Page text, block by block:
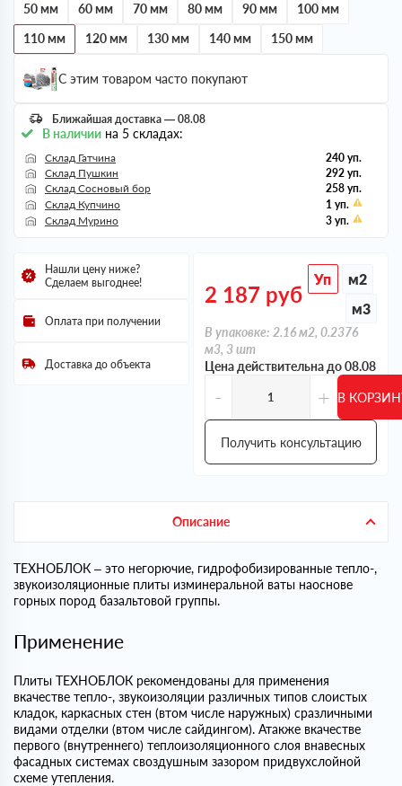
50 мм
60 мм 70 мм 80 мм 90 мм
100 мм
110 мм
120 мм 130 мм 140 мм 150 мм
С этим товаром часто покупают
Ближайшая доставка — 08.08
В наличии на 5 складах:
Склад Гатчина
240 уп.
Склад Пушкин
292 уп.
Склад Сосновый бор
258 уп.
Склад Купчино
1 уп.
Склад Мурино
3 уп.
2 187 руб
Уп
м2
м3
В упаковке: 2.16 м2, 0.2376
м3, 3 шт
Цена действительна до 08.08
- + В
Получить консультацию
Нашли цену ниже?
Сделаем выгоднее!
Оплата при получении
Доставка до объекта
Описание
ТЕХНОБЛОК – это негорючие, гидрофобизированные тепло-,
звукоизоляционные плиты изминеральной ваты наоснове
горных пород базальтовой группы.
Применение
Плиты ТЕХНОБЛОК рекомендованы для применения
вкачестве тепло-, звукоизоляции различных типов слоистых
кладок, каркасных стен (втом числе наружных) сразличными
видами отделки (втом числе сайдингом). Атакже вкачестве
первого (внутреннего) теплоизоляционного слоя внавесных
фасадных системах своздушным зазором придвухслойной
схеме утепления.